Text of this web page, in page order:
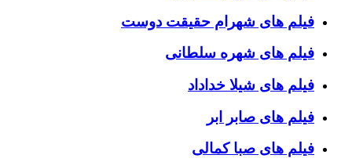
فیلم های شهرام حقیقت دوست
فیلم های شهره سلطانی
فیلم های شیلا خداداد
فیلم های صابر ابر
فیلم های صبا کمالی